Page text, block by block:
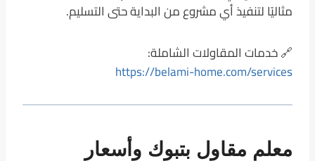
مثاليًا لتنفيذ أي مشروع من البداية حتى التسليم.
🔗 خدمات المقاولات الشاملة:
https://belami-home.com/services
معلم مقاول بتبوك وأسعار